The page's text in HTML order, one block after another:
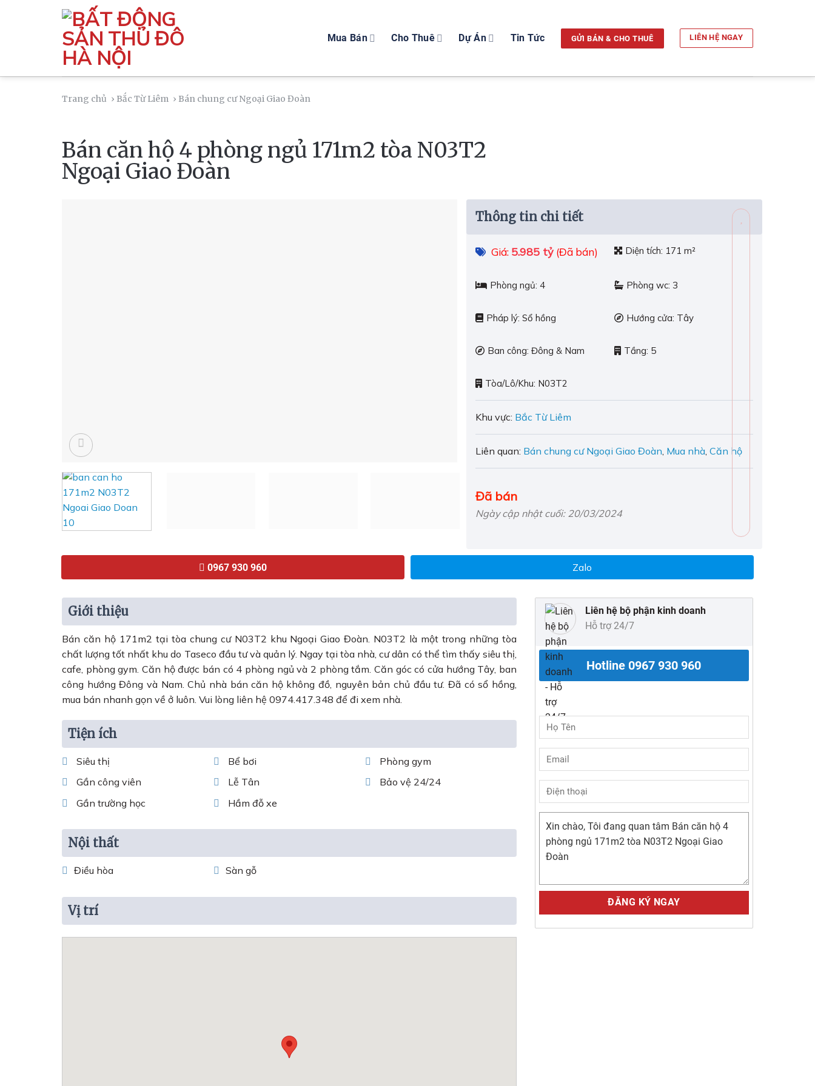
Mua Bán Cho Thuê Dự Án Tin Tức GỬI BÁN & CHO THUÊ LIÊN HỆ NGAY
Trang chủ › Bắc Từ Liêm › Bán chung cư Ngoại Giao Đoàn
Bán căn hộ 4 phòng ngủ 171m2 tòa N03T2
Ngoại Giao Đoàn
Thông tin chi tiết
Giá: 5.985 tỷ (Đã bán) Diện tích: 171 m²
Phòng ngủ:4 Phòng wc: 3
Pháp lý:Sổ hồng Hướng cửa: Tây
Ban công:Đông & Nam Tầng: 5
Tòa/Lô/Khu: N03T2
Khu vực: Bắc Từ Liêm
Liên quan: Bán chung cư Ngoại Giao Đoàn Mua nhà ,Căn hộ
Đã bán
Ngày cập nhật cuối: 20/03/2024
0967 930 960 Zalo
Giới thiệu
Bán căn hộ 171m2 tại tòa chung cư N03T2 khu Ngoại Giao Đoàn. N03T2 là một trong những tòa
chất lượng tốt nhất khu do Taseco đầu tư và quản lý. Ngay tại tòa nhà, cư dân có thể tìm thấy siêu thị,
cafe, phòng gym. Căn hộ được bán có 4 phòng ngủ và 2 phòng tắm. Căn góc có cửa hướng Tây, ban
công hướng Đông và Nam. Chủ nhà bán căn hộ không đồ, nguyên bản chủ đầu tư. Đã có sổ hồng,
mua bán nhanh gọn về ở luôn. Vui lòng liên hệ 0974.417.348 để đi xem nhà.
Tiện ích
Siêu thị Bể bơi
Phòng gym
Gần công viên
Lễ Tân
Bảo vệ 24/24
Gần trường học
Hầm đỗ xe
Nội thất
Điều hòa Sàn gỗ
Vị trí
Liên hệ bộ phận kinh doanh
Hỗ trợ 24/7
Hotline 0967 930 960